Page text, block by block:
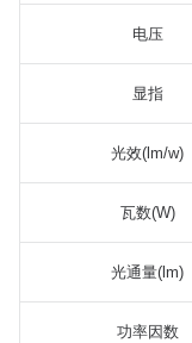
电压
显指
光效(lm/w)
瓦数(W)
光通量(lm)
功率因数